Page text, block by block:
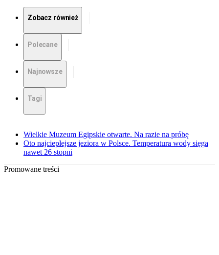
Zobacz również
Polecane
Najnowsze
Tagi
Wielkie Muzeum Egipskie otwarte. Na razie na próbę
Oto najcieplejsze jeziora w Polsce. Temperatura wody sięga
nawet 26 stopni
Promowane treści